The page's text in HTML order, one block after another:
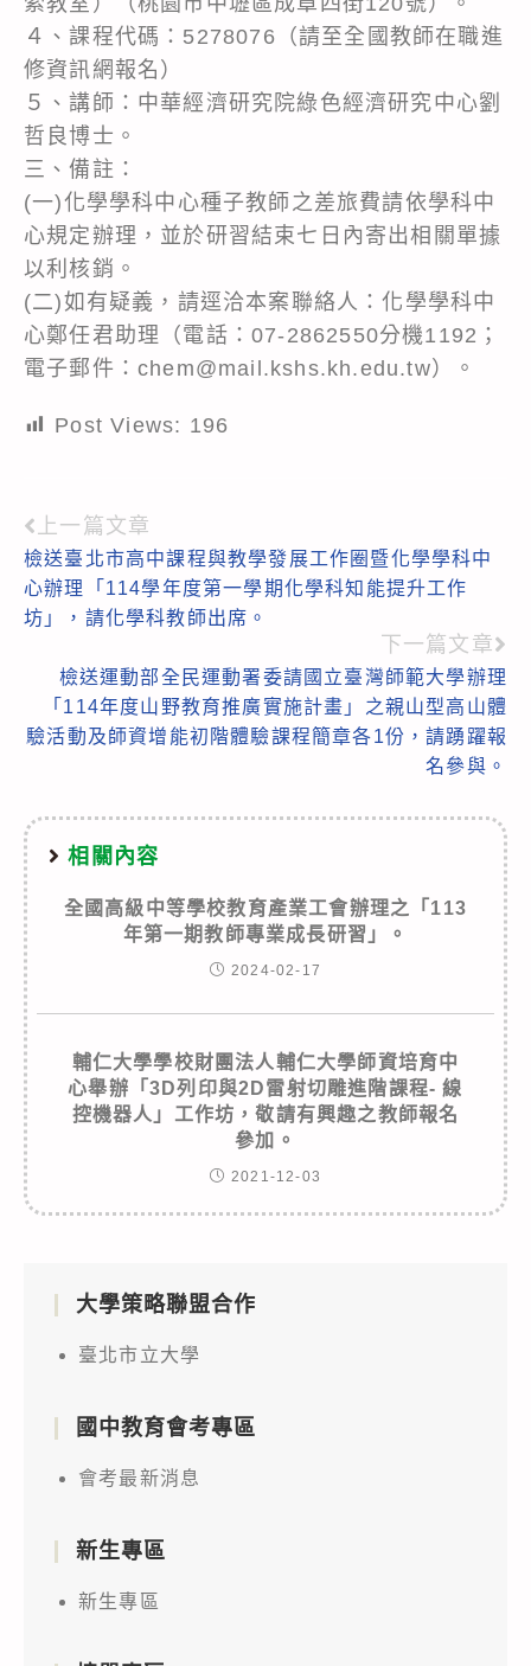
４、課程代碼：5278076（請至全國教師在職進
修資訊網報名）
５、講師：中華經濟研究院綠色經濟研究中心劉
哲良博士。
三、備註：
(一)化學學科中心種子教師之差旅費請依學科中
心規定辦理，並於研習結束七日內寄出相關單據
以利核銷。
(二)如有疑義，請逕洽本案聯絡人：化學學科中
心鄭任君助理（電話：07-2862550分機1192；
電子郵件：chem@mail.kshs.kh.edu.tw）。
Post Views: 196
Read
more
articles
上一篇文章
檢送臺北市高中課程與教學發展工作圈暨化學學科中
心辦理「114學年度第一學期化學科知能提升工作
坊」，請化學科教師出席。
下一篇文章
檢送運動部全民運動署委請國立臺灣師範大學辦理
「114年度山野教育推廣實施計畫」之親山型高山體
驗活動及師資增能初階體驗課程簡章各1份，請踴躍報
名參與。
相關內容
全國高級中等學校教育產業工會辦理之「113
年第一期教師專業成長研習」。
2024-02-17
輔仁大學學校財團法人輔仁大學師資培育中
心舉辦「3D列印與2D雷射切雕進階課程- 線
控機器人」工作坊，敬請有興趣之教師報名
參加。
2021-12-03
大學策略聯盟合作
臺北市立大學
國中教育會考專區
會考最新消息
新生專區
新生專區